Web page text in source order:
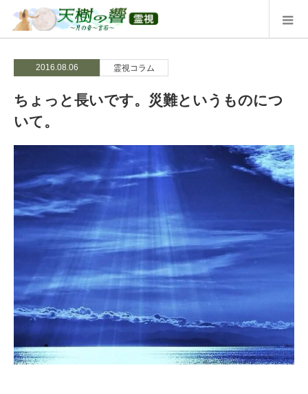
2016.08.06 霊視コラム
ちょっと長いです。災難というものにつ
いて。